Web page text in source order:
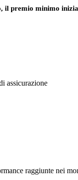
il premio minimo
assicurazione
raggiunte nei